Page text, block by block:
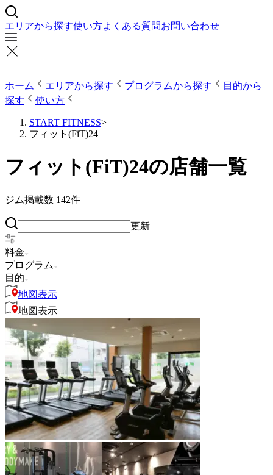
エリアから探す使い方よくある質問お問い合わせ
ホーム エリアから探す プログラムから探す
目的から
探す
使い方
START FITNESS>
フィット(FiT)24
フィット(FiT)24の店舗一覧
ジム掲載数 142件
更新
料金
プログラム
目的
地図表示
地図表示